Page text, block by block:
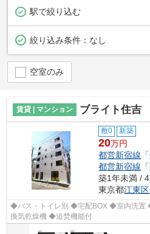
駅で絞り込む
絞り込み条件： なし
空室のみ
賃貸 | マンション ブライト住吉
敷0 新築
20万円
都営新宿線 「
都営新宿線 「
築1年未満 /
東京都江東区
◆バス・トイレ別 ◆宅配BOX ◆室内洗
換気乾燥機 ◆追焚機能付